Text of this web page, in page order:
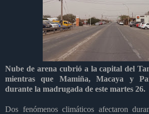
Nube de arena cubrió a la capital del
mientras que Mamiña, Macaya y
durante la madrugada de este martes 26.
Dos fenómenos climáticos afectaron